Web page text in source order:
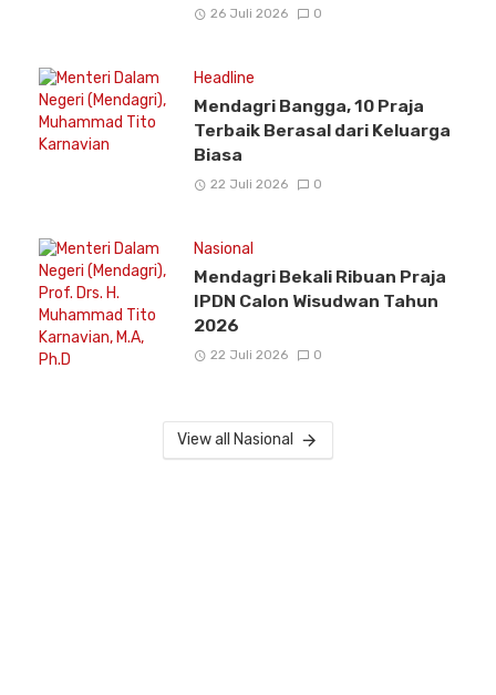
26 Juli 2026 0
Headline
Mendagri Bangga, 10 Praja
Terbaik Berasal dari Keluarga
Biasa
22 Juli 2026 0
Nasional
Mendagri Bekali Ribuan Praja
IPDN Calon Wisudwan Tahun
2026
22 Juli 2026 0
View all Nasional